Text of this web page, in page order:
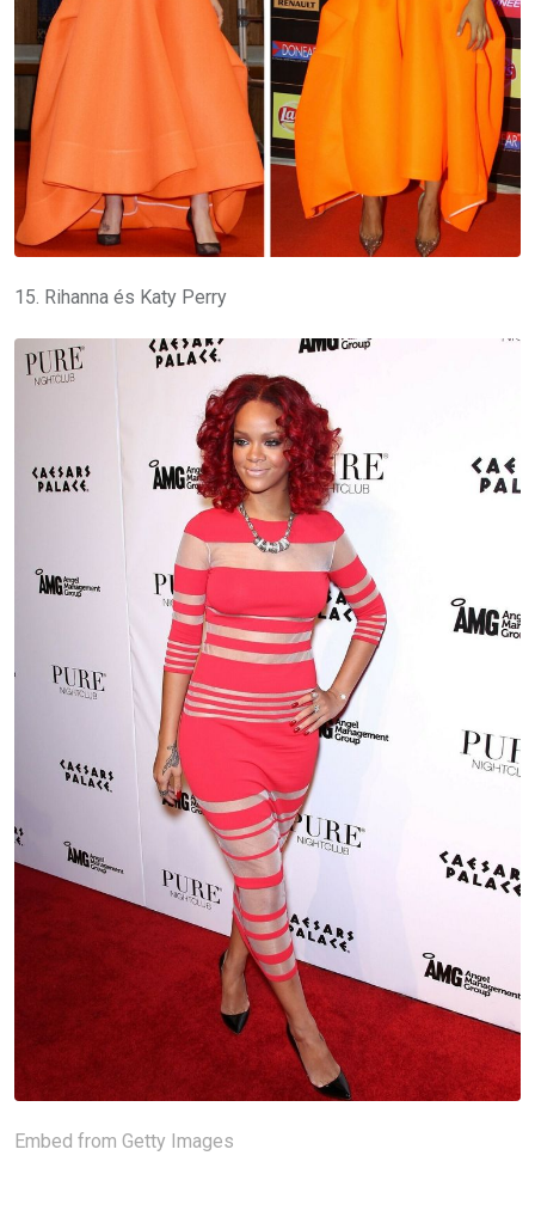
15. Rihanna és Katy Perry
Embed from Getty Images